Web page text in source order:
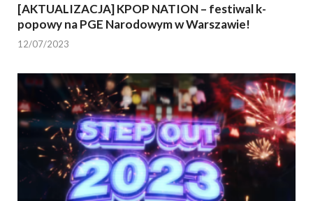
[AKTUALIZACJA] KPOP NATION – festiwal k-
popowy na PGE Narodowym w Warszawie!
12/07/2023